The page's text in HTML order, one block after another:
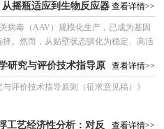
。本文深入剖析利用细胞工厂进
过程中特有的“痛点”，提供从细
与DNA构象完整性。本文深度解析从
液储存转运的全链条特殊工艺要求。核
拷贝数菌株的代谢调控、防止质粒不稳
查看详情>>
摇瓶适应到生物反应器
病毒（AAV）规模化生产，已成为基因
。然而，从贴壁状态驯化为稳定、高活
到生产反应器运行全流程中的23个关键
单的体积倍增，而是对细胞代谢、转染
查看详情>>
研究与评价技术指导原
评价技术指导原则（征求意见稿）》
查看详情>>
工艺经济性分析：对反